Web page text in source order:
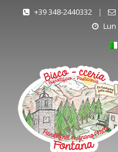
+39 348-2440332 |
Lun